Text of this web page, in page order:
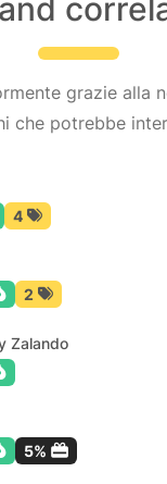
grazie alla
che potrebbe
4
2
Zalando
5%